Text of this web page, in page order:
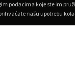
podacima koje ste im
našu upotrebu